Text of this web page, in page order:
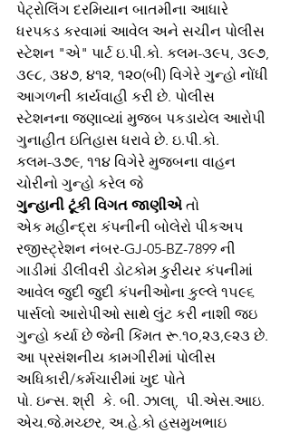
પેટ્રોલિંગ દરમિયાન બાતમીના આધારે
ધરપકડ કરવામાં આવેલ અને સચીન પોલીસ
સ્ટેશન "એ" પાર્ટ ઇ.પી.કો. કલમ-૩૯૫, ૩૯૭,
૩૯૮, ૩૪૭, ૪૧૨, ૧૨૦(બી) વિગેરે ગુન્હો નોંધી
આગળની કાર્યવાહી કરી છે. પોલીસ
સ્ટેશનના જણાવ્યાં મુજબ પકડાયેલ આરોપી
ગુનાહીત ઇતિહાસ ધરાવે છે. ઇ.પી.કો.
કલમ-૩૭૯, ૧૧૪ વિગેરે મુજબના વાહન
ચોરીનો ગુન્હો કરેલ જે
ગુન્હાની ટૂંકી વિગત જાણીએ તો
એક મહીન્દ્રા કંપનીની બોલેરો પીકઅપ
રજીસ્ટ્રેશન નંબર-GJ-05-BZ-7899 ની
ગાડીમાં ડીલીવરી ડોટકોમ કુરીયર કંપનીમાં
આવેલ જુદી જુદી કંપનીઓના કુલ્લે ૧૫૯૬
પાર્સલો આરોપીઓ સાથે લુંટ કરી નાશી જઇ
ગુન્હો કર્યા છે જેની કિંમત રૂ.૧૦,૨૩,૯૨૩ છે.
આ પ્રસંશનીય કામગીરીમાં પોલીસ
અધિકારી/કર્મચારીમાં ખુદ પોતે
પો. ઇન્સ. શ્રી  કે. બી. ઝાલા્,  પી.એસ.આઇ.
એચ.જે.મચ્છર, અ.હે.કો હસમુખભાઇ